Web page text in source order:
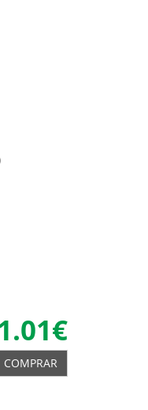
COMPRAR